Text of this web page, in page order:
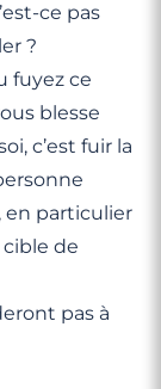
ce pas
?
fuyez ce
blesse
c’est fuir la
en particulier
de
pas à